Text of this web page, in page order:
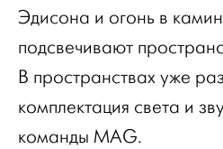
Эдисона и огонь в
подсвечивают
В пространствах уже
комплектация света и
команды MAG.